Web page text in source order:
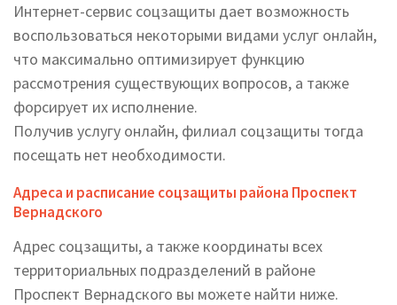
Интернет-сервис соцзащиты дает возможность
воспользоваться некоторыми видами услуг онлайн,
что максимально оптимизирует функцию
рассмотрения существующих вопросов, а также
форсирует их исполнение.
Получив услугу онлайн, филиал соцзащиты тогда
посещать нет необходимости.
Адреса и расписание соцзащиты района Проспект
Вернадского
Адрес соцзащиты, а также координаты всех
территориальных подразделений в районе
Проспект Вернадского вы можете найти ниже.